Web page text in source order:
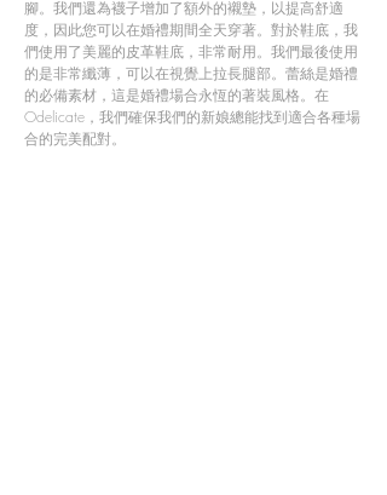
腳。我們還為襪子增加了額外的襯墊，以提高舒適
度，因此您可以在婚禮期間全天穿著。對於鞋底，我
們使用了美麗的皮革鞋底，非常耐用。我們最後使用
的是非常纖薄，可以在視覺上拉長腿部。蕾絲是婚禮
的必備素材，這是婚禮場合永恆的著裝風格。在
Odelicate，我們確保我們的新娘總能找到適合各種場
合的完美配對。